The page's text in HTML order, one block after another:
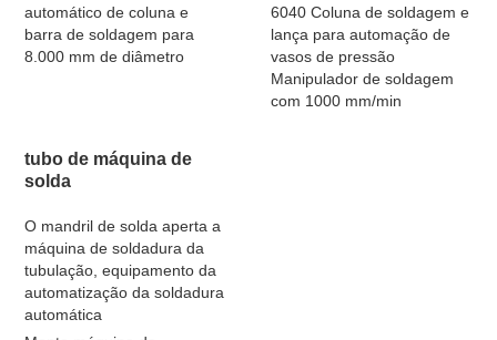
automático de coluna e
barra de soldagem para
8.000 mm de diâmetro
6040 Coluna de soldagem e
lança para automação de
vasos de pressão
Manipulador de soldagem
com 1000 mm/min
tubo de máquina de
solda
O mandril de solda aperta a
máquina de soldadura da
tubulação, equipamento da
automatização da soldadura
automática